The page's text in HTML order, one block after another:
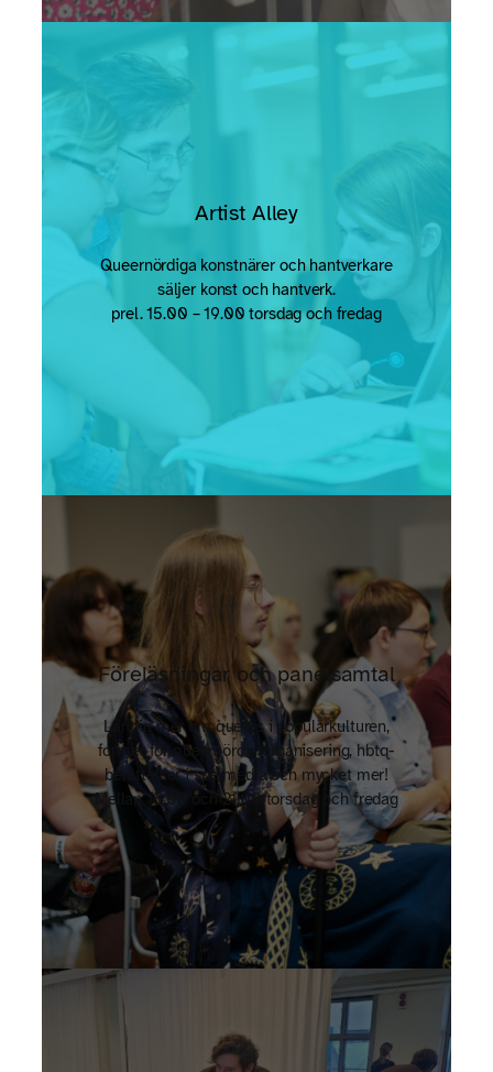
Artist Alley
Queernördiga konstnärer och hantverkare
säljer konst och hantverk.
prel. 15.00 – 19.00 torsdag och fredag
Föreläsningar och panelsamtal
Lär dig mer om queers i populärkulturen,
former för queernördig organisering, hbtq-
berättelser i spelmedia och mycket mer!
Mellan 15.00 och 21.00 torsdag och fredag